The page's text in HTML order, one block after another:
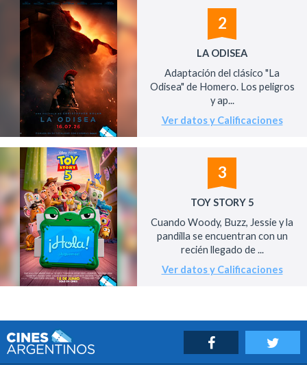
2
LA ODISEA
Adaptación del clásico "La
Odisea" de Homero. Los peligros
y ap...
Ver datos y Calificaciones
3
TOY STORY 5
Cuando Woody, Buzz, Jessie y la
pandilla se encuentran con un
recién llegado de ...
Ver datos y Calificaciones